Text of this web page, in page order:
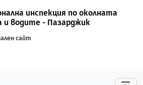
инспекция по околната
и водите - Пазарджик
сайт